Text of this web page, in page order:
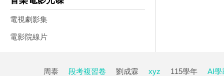
電視劇影集
電影院線片
周泰 段考複習卷 劉成霖 xyz 115學年 AI學